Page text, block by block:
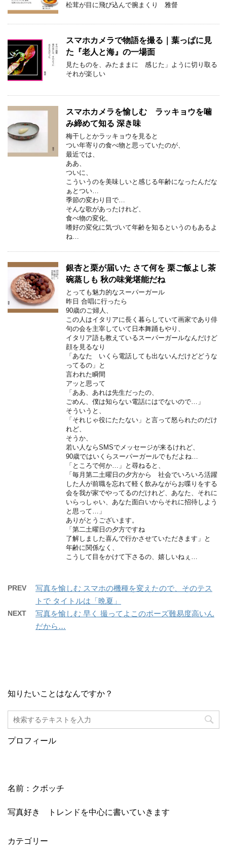
松茸が目に飛び込んで腕まくり 雅督
スマホカメラで物語を撮る｜葉っぱに見
た『老人と海』の一場面
見たものを、みたままに 感じた」ように切り取る
それが楽しい
スマホカメラを愉しむ ラッキョウを噛
み締めて知る 深き味
梅干しとかラッキョウを見ると
つい年寄りの食べ物と思っていたのが、
最近では、
ああ、
ついに、
こういうのを美味しいと感じる年齢になったんだな
ぁとつい…
季節の変わり目で…
そんな歌があったけれど、
食べ物の変化、
嗜好の変化に気づいて年齢を知るというのもあるよ
ね…
銀杏と栗が届いた さて何を 栗ご飯よし茶
碗蒸しも 秋の味覚堪能だね
とっても魅力的なスーパーガール
昨日 合唱に行ったら
90歳のご婦人、
この人はイタリアに長く暮らしていて画家であり俳
句の会を主宰していて日本舞踊もやり、
イタリア語も教えているスーパーガールなんだけど
顔を見るなり
「あなた いくら電話しても出ないんだけどどうな
ってるの」と
言われた瞬間
アッと思って
「ああ、あれは先生だったの、
ごめん、僕は知らない電話にはでないので…」
そういうと、
「それじゃ役にたたない」と言って怒られたのだけ
れど、
そうか、
若い人ならSMSでメッセージが来るけれど、
90歳ではいくらスーパーガールでもだよね…
「ところで何か…」と尋ねると、
「毎月第二土曜日の夕方から 社会でいろいろ活躍
した人が前職を忘れて軽く飲みながらお喋りをする
会を我が家でやってるのだけれど、あなた、それに
いらっしゃい、あなた面白いからそれに招待しよう
と思って…」
ありがとうございます。
「第二土曜日の夕方ですね
了解しました喜んで行かさせていただきます」と
年齢に関係なく、
こうして目をかけて下さるの、嬉しいねぇ…
PREV
写真を愉しむ スマホの機種を変えたので、そのテス
トで タイトルは「晩夏」
NEXT
写真を愉しむ 早く 撮ってよこのポーズ難易度高いん
だから…
知りたいことはなんですか？
プロフィール
名前：クボッチ
写真好き トレンドを中心に書いていきます
カテゴリー